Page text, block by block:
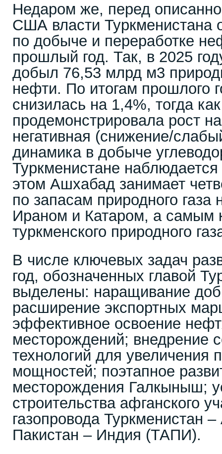
Недаром же, перед
США власти Туркменистана
по добыче и переработке
прошлый год. Так, в 2025
добыл 76,53 млрд м3
нефти. По итогам прошлого
снизилась на 1,4%, тогда
продемонстрировала рост
негативная (снижение/
динамика в добыче
Туркменистане
этом Ашхабад занимает
по запасам природного газа
Ираном и Катаром, а самым
туркменского природного
В числе ключевых задач
год, обозначенных главой
выделены: наращивание
расширение экспортных
эффективное освоение
месторождений; внедрение
технологий для увеличения
мощностей; поэтапное
месторождения Галкыныш;
строительства афганского
газопровода Туркменистан
Пакистан – Индия (ТАПИ).